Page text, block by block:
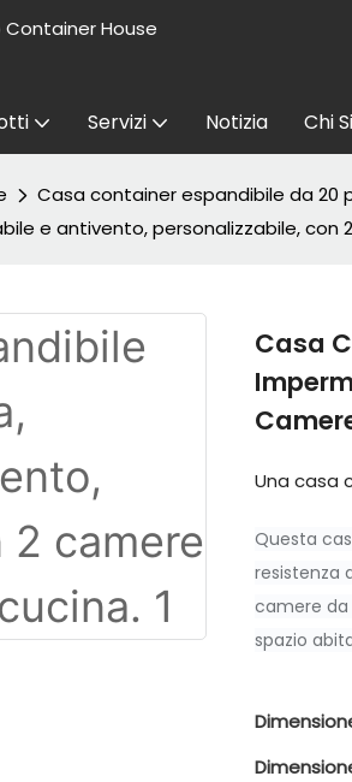
House
Servizi Notizia Chi
Casa container espandibile da 20
e antivento, personalizzabile, con
Casa
Una casa
Questa
resistenza
camere da
spazio